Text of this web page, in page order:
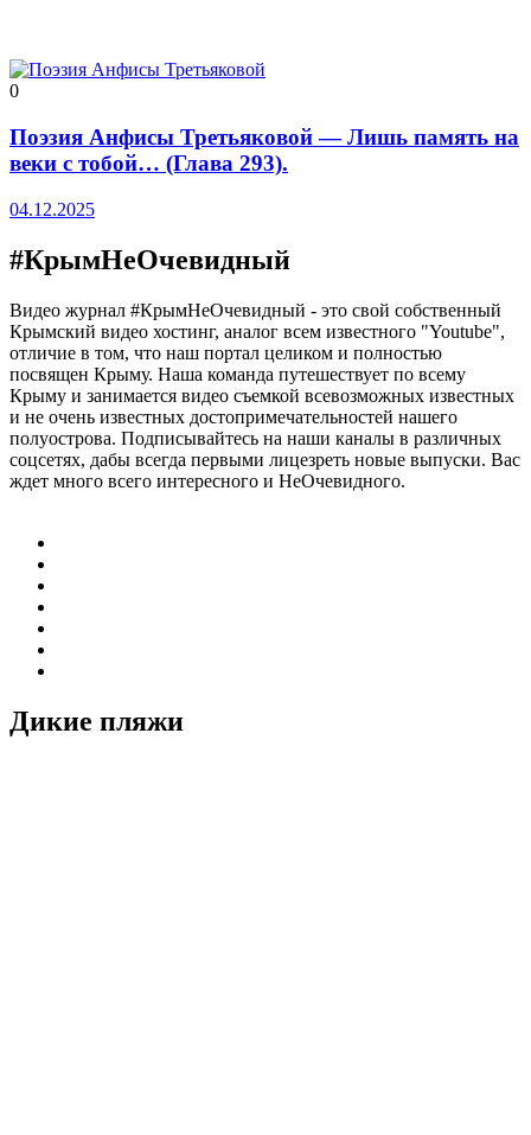
0
Поэзия Анфисы Третьяковой — Лишь память на
веки с тобой… (Глава 293).
04.12.2025
#КрымНеОчевидный
Видео журнал #КрымНеОчевидный - это свой собственный
Крымский видео хостинг, аналог всем известного "Youtube",
отличие в том, что наш портал целиком и полностью
посвящен Крыму. Наша команда путешествует по всему
Крыму и занимается видео съемкой всевозможных известных
и не очень известных достопримечательностей нашего
полуострова. Подписывайтесь на наши каналы в различных
соцсетях, дабы всегда первыми лицезреть новые выпуски. Вас
ждет много всего интересного и НеОчевидного.
Дикие пляжи